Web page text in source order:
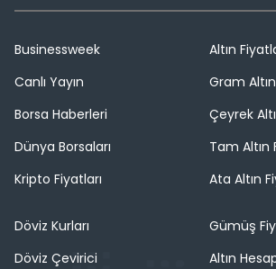
Businessweek
Canlı Yayın
Borsa Haberleri
Dünya Borsaları
Kripto Fiyatları
Altın
Gram
Çeyrek
Tam Altın
Ata Altın
Döviz Kurları
Döviz Çevirici
Gümüş
Altın